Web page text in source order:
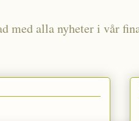
med alla nyheter i vår